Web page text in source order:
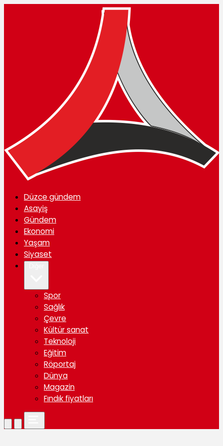
Düzce gündem
Asayiş
Gündem
Ekonomi
Yaşam
Siyaset
Spor
Sağlık
Çevre
Kültür sanat
Teknoloji
Eğitim
Röportaj
Dünya
Magazin
Fındık fiyatları